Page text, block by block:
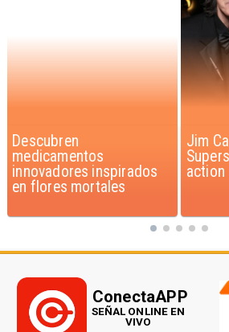
Jim Carrey se une a Los
Supersónicos en live-
action
Iaán:
Chile
ConectaAPP
SEÑAL ONLINE EN
VIVO